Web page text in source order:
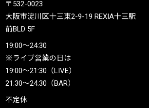
〒532-0023
大阪市淀川区十三東2-9-19 REXIA十三駅
前BLD 5F
19:00〜24:30
※ライブ営業の日は
19:00〜21:30（LIVE）
21:30〜24:30（BAR）
不定休